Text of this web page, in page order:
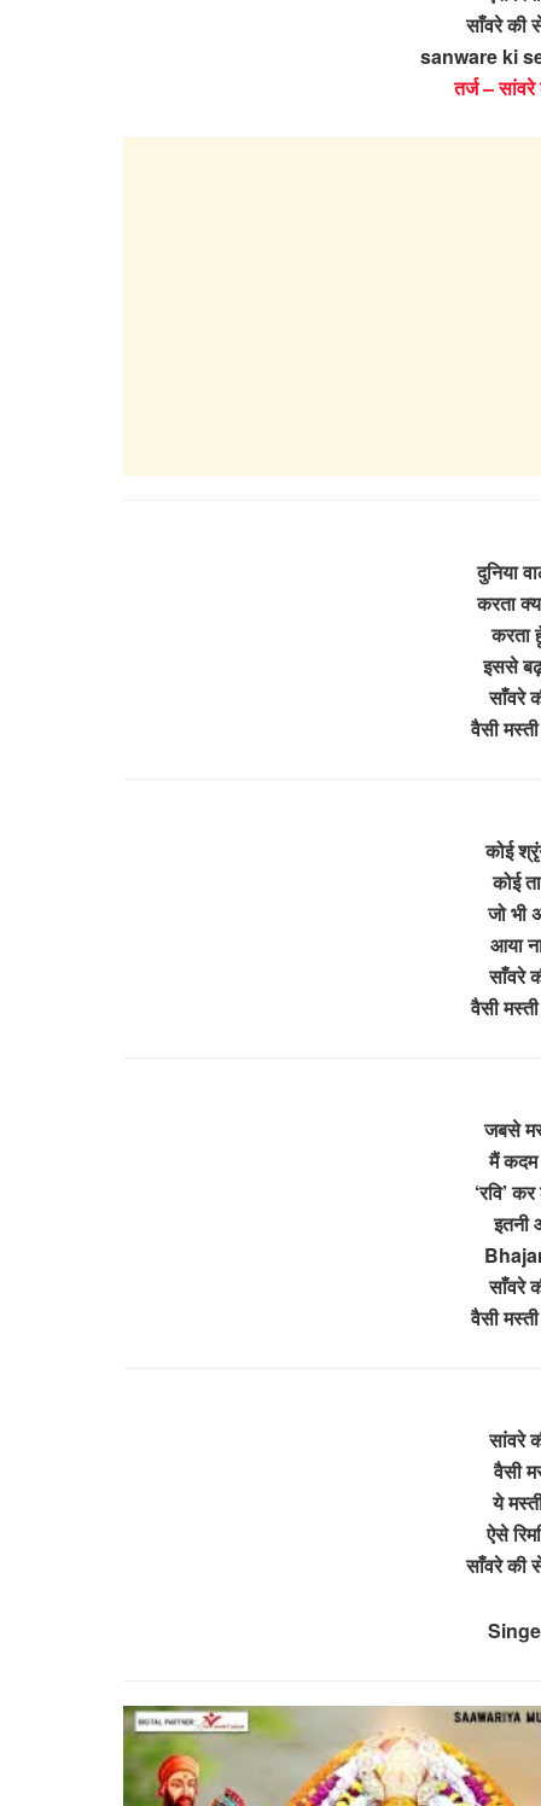
साँवरे की
sanware ki
तर्ज –
दुनिया
करता
करता
इससे
साँवरे
वैसी
कोई
कोई
जो भी
आया
साँवरे
वैसी
जबसे
मैं कदम
‘रवि’
इतनी
साँवरे
वैसी
सांवरे
वैसी
ये
ऐसे
साँवरे की